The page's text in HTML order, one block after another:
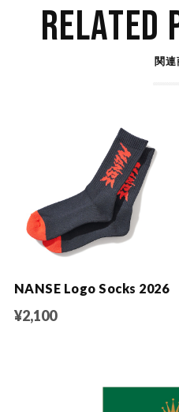
RELATED
関連
NANSE Logo Socks 2026
¥2,100